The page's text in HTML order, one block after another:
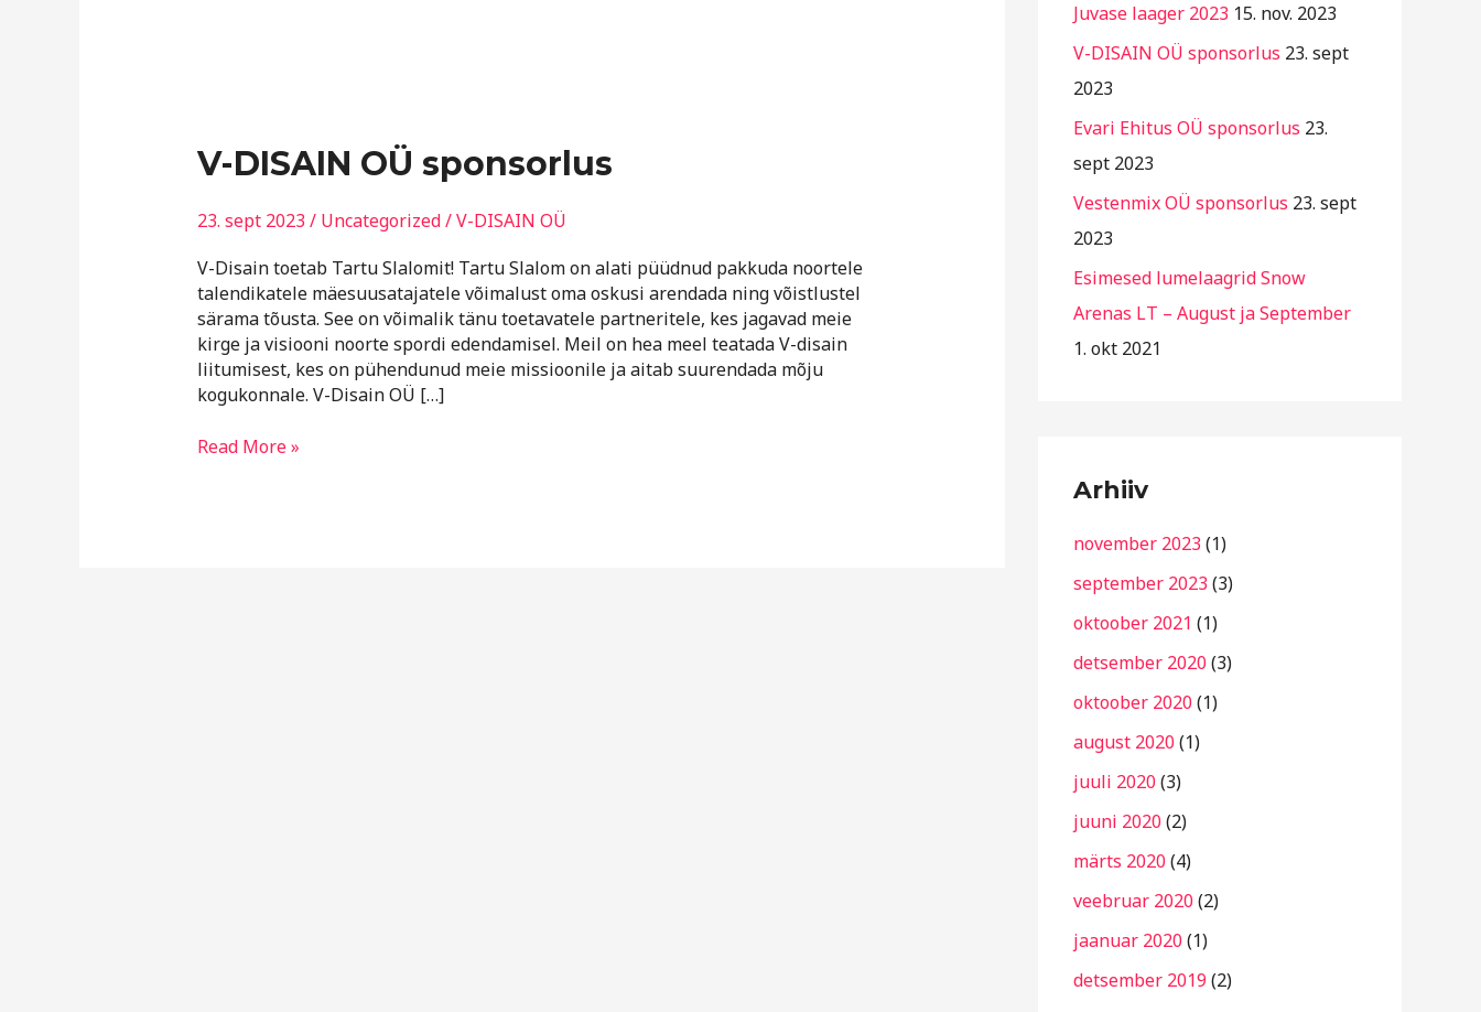
V-DISAIN OÜ sponsorlus
23. sept 2023 / Uncategorized/V-DISAIN OÜ
V-Disain toetab Tartu Slalomit! Tartu Slalom on alati püüdnud pakkuda noortele
talendikatele mäesuusatajatele võimalust oma oskusi arendada ning võistlustel
särama tõusta. See on võimalik tänu toetavatele partneritele, kes jagavad meie
kirge ja visiooni noorte spordi edendamisel. Meil on hea meel teatada V-disain
liitumisest, kes on pühendunud meie missioonile ja aitab suurendada mõju
kogukonnale. V-Disain OÜ […]
V-
DISAIN
sponsorlus
Read More »
Juvase laager 2023 15. nov. 2023
V-DISAIN OÜ sponsorlus 23. sept
2023
Evari Ehitus OÜ sponsorlus 23.
sept 2023
Vestenmix OÜ sponsorlus 23. sept
2023
Esimesed lumelaagrid Snow
Arenas LT – August ja September
1. okt 2021
Arhiiv
november 2023 (1)
september 2023 (3)
oktoober 2021 (1)
detsember 2020 (3)
oktoober 2020 (1)
august 2020 (1)
juuli 2020 (3)
juuni 2020 (2)
märts 2020 (4)
veebruar 2020 (2)
jaanuar 2020 (1)
detsember 2019 (2)
r
i
i
g
i
d